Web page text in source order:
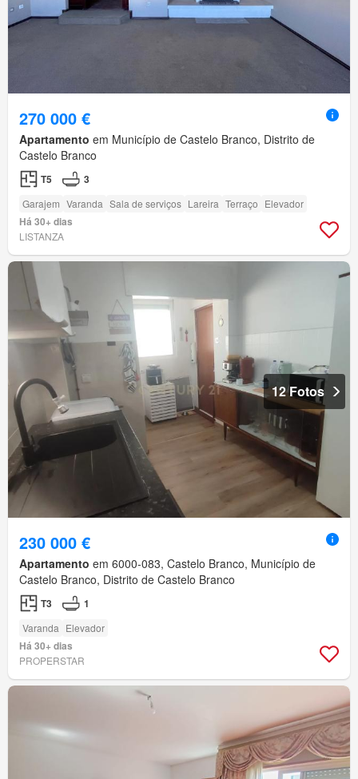
270 000 €
Apartamento em Município de Castelo Branco, Distrito de
Castelo Branco
T5 3
Garajem Varanda Sala de serviços Lareira Terraço Elevador
Há 30+ dias
LISTANZA
12 Fotos
230 000 €
Apartamento em 6000-083, Castelo Branco, Município de
Castelo Branco, Distrito de Castelo Branco
T3 1
Varanda Elevador
Há 30+ dias
PROPERSTAR